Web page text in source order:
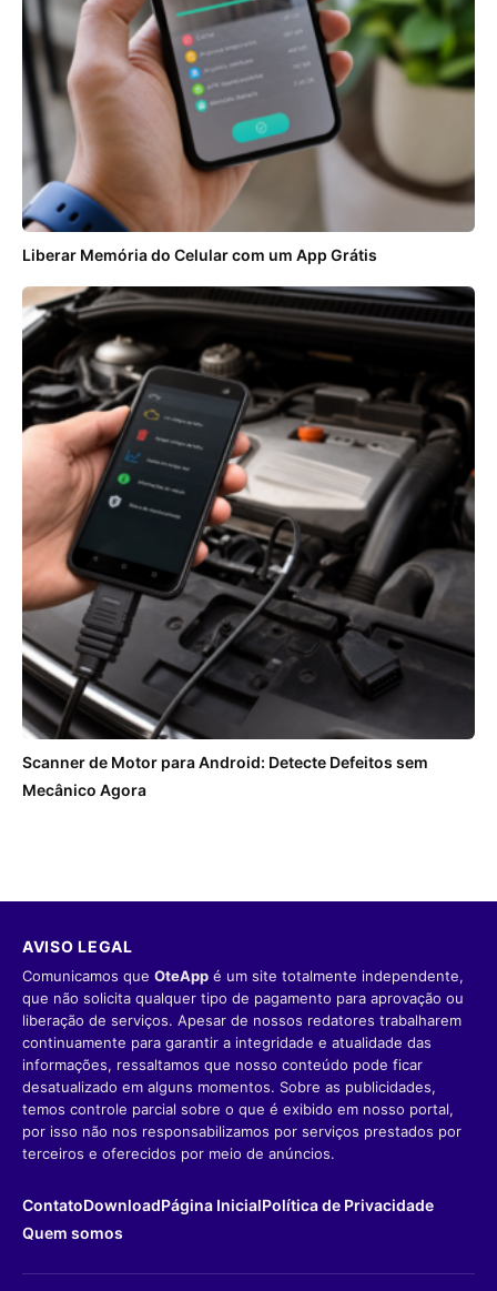
Liberar Memória do Celular com um App Grátis
Scanner de Motor para Android: Detecte Defeitos sem
Mecânico Agora
AVISO LEGAL
Comunicamos que OteApp é um site totalmente independente,
que não solicita qualquer tipo de pagamento para aprovação ou
liberação de serviços. Apesar de nossos redatores trabalharem
continuamente para garantir a integridade e atualidade das
informações, ressaltamos que nosso conteúdo pode ficar
desatualizado em alguns momentos. Sobre as publicidades,
temos controle parcial sobre o que é exibido em nosso portal,
por isso não nos responsabilizamos por serviços prestados por
terceiros e oferecidos por meio de anúncios.
ContatoDownloadPágina InicialPolítica de Privacidade
Quem somos